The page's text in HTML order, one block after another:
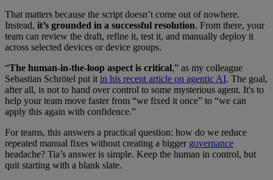
That matters because the script doesn’t come out of nowhere.
Instead, it’s grounded in a successful resolution. From there, your
team can review the draft, refine it, test it, and manually deploy it
across selected devices or device groups.
“The human-in-the-loop aspect is critical,” as my colleague
Sebastian Schrötel put itin his recent article on agentic AI. The goal,
after all, is not to hand over control to some mysterious agent. It's to
help your team move faster from “we fixed it once” to “we can
apply this again with confidence.”
For teams, this answers a practical question: how do we reduce
repeated manual fixes without creating a bigger governance
headache? Tia’s answer is simple. Keep the human in control, but
quit starting with a blank slate.